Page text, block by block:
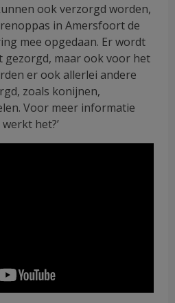
ook verzorgd worden,
in Amersfoort de
mee opgedaan. Er wordt
gezorgd, maar ook voor het
er ook allerlei andere
zoals konijnen,
Voor meer informatie
het?’